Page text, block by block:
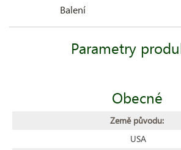
Balení
Parametry
Obecné
Země původu:
USA